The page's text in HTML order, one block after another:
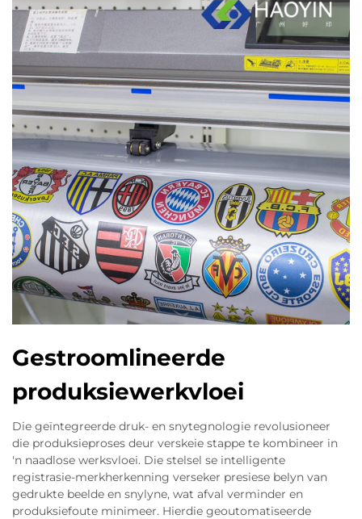
Gestroomlineerde
produksiewerkvloei
Die geïntegreerde druk- en snytegnologie revolusioneer
die produksieproses deur verskeie stappe te kombineer in
'n naadlose werksvloei. Die stelsel se intelligente
registrasie-merkherkenning verseker presiese belyn van
gedrukte beelde en snylyne, wat afval verminder en
produksiefoute minimeer. Hierdie geoutomatiseerde